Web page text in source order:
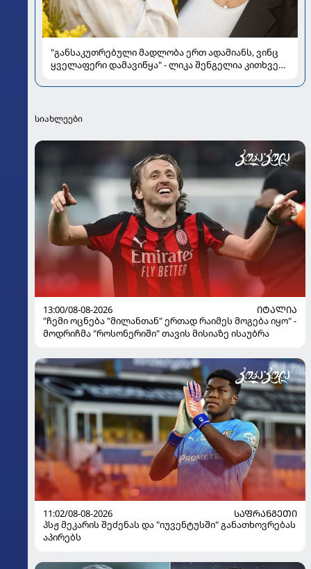
"განსაკუთრებული მადლობა ერთ ადამიანს, ვინც
ყველაფერი დამავიწყა" - ლიკა შენგელია კითხვებს
სიახლეები
13:00/08-08-2026
ᲘᲢᲐᲚᲘᲐ
"ჩემი ოცნება "მილანთან" ერთად რაიმეს მოგება იყო" -
მოდრიჩმა "როსონერიში" თავის მისიაზე ისაუბრა
11:02/08-08-2026
ᲡᲐᲤᲠᲐᲜᲒᲔᲗᲘ
პსჟ მეკარის შეძენას და "იუვენტუსში" განათხოვრებას
აპირებს